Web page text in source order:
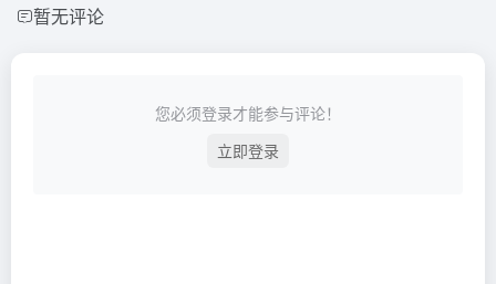
暂无评论
您必须登录才能参与评论！
立即登录